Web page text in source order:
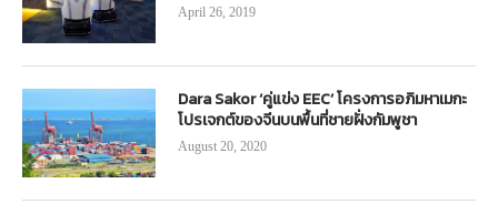
April 26, 2019
Dara Sakor ‘คู่แข่ง EEC’ โครงการอภิมหาเมกะ
โปรเจกต์ของจีนบนพื้นที่ชายฝั่งกัมพูชา
August 20, 2020